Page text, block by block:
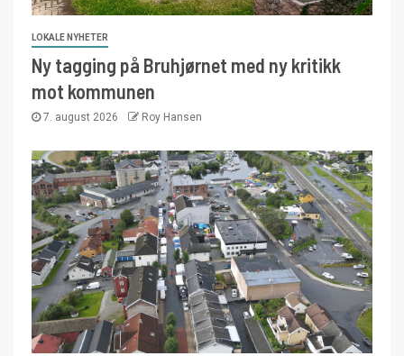
LOKALE NYHETER
Ny tagging på Bruhjørnet med ny kritikk
mot kommunen
7. august 2026 Roy Hansen